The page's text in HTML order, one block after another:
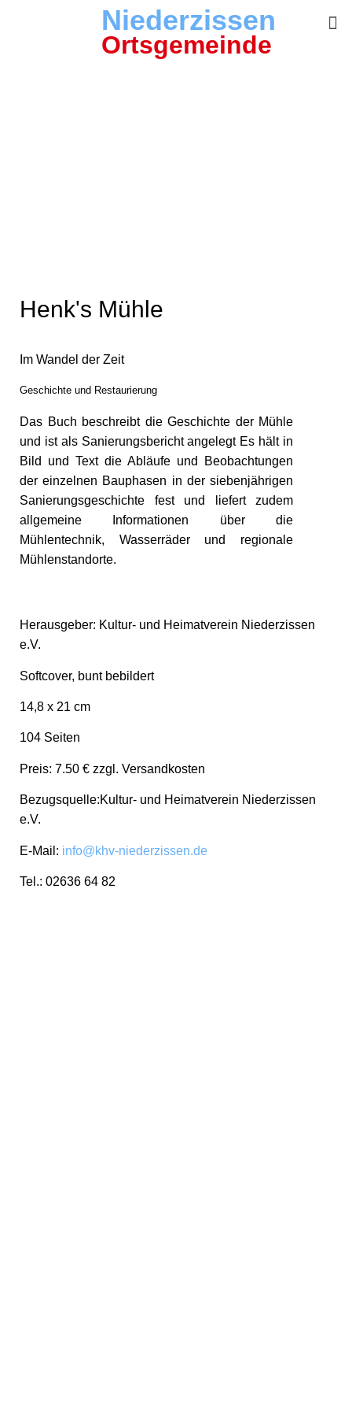
Niederzissen
Ortsgemeinde
Henk's Mühle
Im Wandel der Zeit
Geschichte und Restaurierung
Das Buch beschreibt die Geschichte der Mühle
und ist als Sanierungsbericht angelegt Es hält in
Bild und Text die Abläufe und Beobachtungen
der einzelnen Bauphasen in der siebenjährigen
Sanierungsgeschichte fest und liefert zudem
allgemeine Informationen über die
Mühlentechnik, Wasserräder und regionale
Mühlenstandorte.
Herausgeber: Kultur- und Heimatverein Niederzissen
e.V.
Softcover, bunt bebildert
14,8 x 21 cm
104 Seiten
Preis: 7.50 € zzgl. Versandkosten
Bezugsquelle:Kultur- und Heimatverein Niederzissen
e.V.
E-Mail: info@khv-niederzissen.de
Tel.: 02636 64 82